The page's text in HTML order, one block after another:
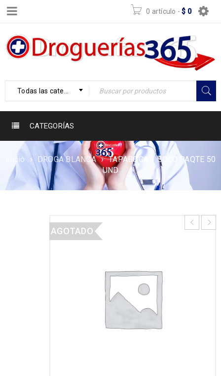
0 artículo - $ 0
Todas las categorías
CATEGORÍAS
Inicio › DROGA BLANCA › TAPABOCA 1 SOLO PAQTE 50
UND
AGOTADO